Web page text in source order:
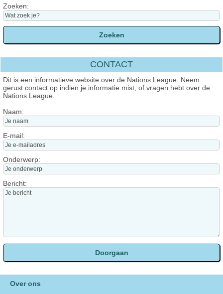
Zoeken:
CONTACT
Dit is een informatieve website over de Nations League. Neem
gerust contact op indien je informatie mist, of vragen hebt over de
Nations League.
Naam:
E-mail:
Onderwerp:
Bericht:
Over ons